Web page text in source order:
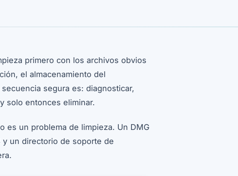
primero con los archivos obvios
el almacenamiento del
segura es: diagnosticar,
solo entonces eliminar.
es un problema de limpieza. Un DMG
y un directorio de soporte de